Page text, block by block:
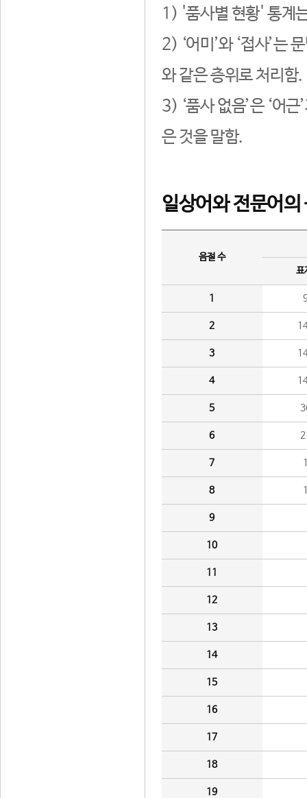
1) '품사별 현황' 통계
2) ‘어미’와 ‘접사’는
와 같은 층위로 처리함.
3) ‘품사 없음’은 ‘어
은 것을 말함.
일상어와 전문어의
음절 수
표
1
2
3
4
5
6
7
8
9
10
11
12
13
14
15
16
17
18
19